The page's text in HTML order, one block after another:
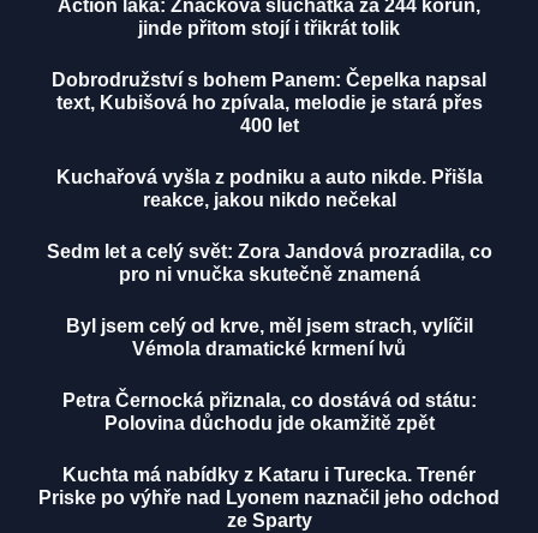
Action láká: Značková sluchátka za 244 korun,
jinde přitom stojí i třikrát tolik
Dobrodružství s bohem Panem: Čepelka napsal
text, Kubišová ho zpívala, melodie je stará přes
400 let
Kuchařová vyšla z podniku a auto nikde. Přišla
reakce, jakou nikdo nečekal
Sedm let a celý svět: Zora Jandová prozradila, co
pro ni vnučka skutečně znamená
Byl jsem celý od krve, měl jsem strach, vylíčil
Vémola dramatické krmení lvů
Petra Černocká přiznala, co dostává od státu:
Polovina důchodu jde okamžitě zpět
Kuchta má nabídky z Kataru i Turecka. Trenér
Priske po výhře nad Lyonem naznačil jeho odchod
ze Sparty